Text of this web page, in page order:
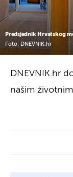
Predsjednik Hrvatskog
Foto: DNEVNIK.hr
DNEVNIK.hr
našim